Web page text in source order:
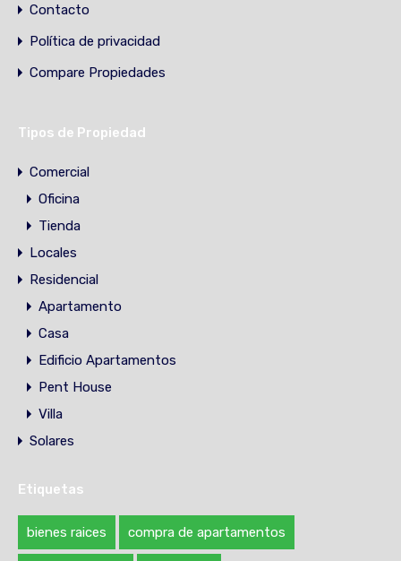
Contacto
Política de privacidad
Compare Propiedades
Tipos de Propiedad
Comercial
Oficina
Tienda
Locales
Residencial
Apartamento
Casa
Edificio Apartamentos
Pent House
Villa
Solares
Etiquetas
bienes raices compra de apartamentos